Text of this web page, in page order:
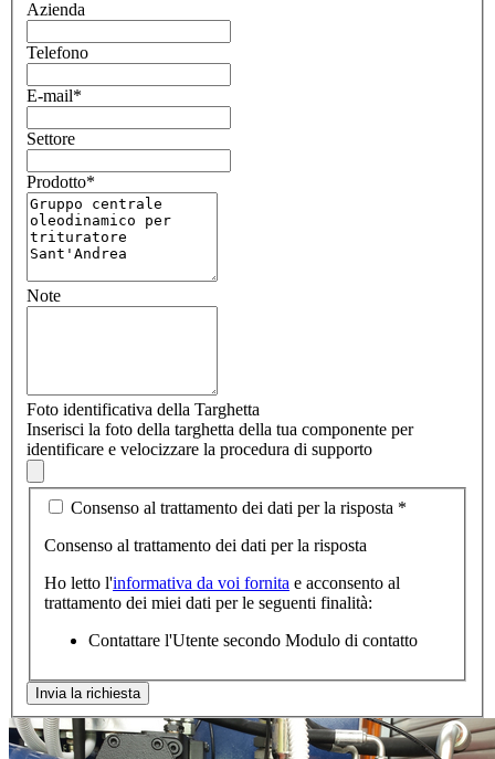
Azienda
Telefono
E-mail*
Settore
Prodotto*
Note
Foto identificativa della Targhetta
Inserisci la foto della targhetta della tua componente per
identificare e velocizzare la procedura di supporto
Consenso al trattamento dei dati per la risposta *
Consenso al trattamento dei dati per la risposta
Ho letto l'informativa da voi fornita e acconsento al
trattamento dei miei dati per le seguenti finalità:
Contattare l'Utente secondo Modulo di contatto